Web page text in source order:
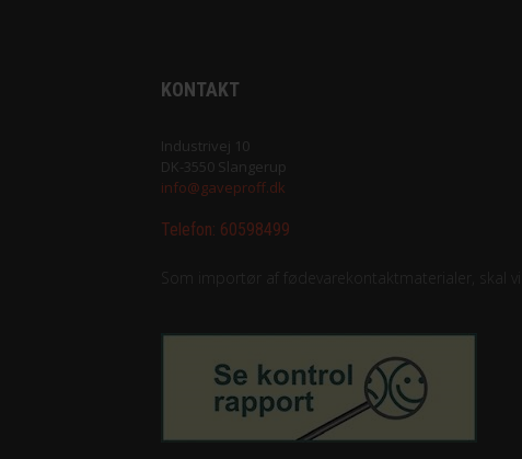
KONTAKT
Industrivej 10
DK-3550 Slangerup
info@gaveproff.dk
Telefon: 60598499
Som importør af fødevarekontaktmaterialer, skal